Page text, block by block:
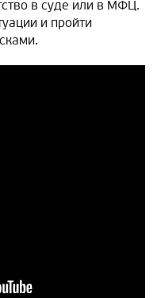
в суде или в МФЦ.
и пройти